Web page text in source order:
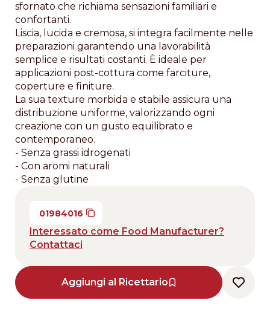
sfornato che richiama sensazioni familiari e
confortanti.
Liscia, lucida e cremosa, si integra facilmente nelle
preparazioni garantendo una lavorabilità
semplice e risultati costanti. È ideale per
applicazioni post-cottura come farciture,
coperture e finiture.
La sua texture morbida e stabile assicura una
distribuzione uniforme, valorizzando ogni
creazione con un gusto equilibrato e
contemporaneo.
- Senza grassi idrogenati
- Con aromi naturali
- Senza glutine
01984016
Interessato come Food Manufacturer?
Contattaci
Aggiungi al Ricettario